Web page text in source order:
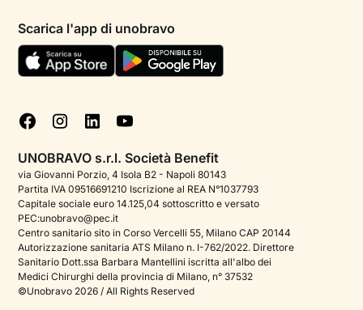
Aiuto urgente
FAQ
Podcast di psicologia
Corporate
Psicologo italiano all'estero
Sala stampa
Bandi e premi
Termini e condizioni
Informativa Privacy
Cookie policy
Gestisci cookie
Scarica l'app di unobravo
UNOBRAVO s.r.l. Società Benefit
via Giovanni Porzio, 4 Isola B2 - Napoli 80143
Partita IVA 09516691210 Iscrizione al REA N°1037793
Capitale sociale euro 14.125,04 sottoscritto e versato
PEC:unobravo@pec.it
Centro sanitario sito in Corso Vercelli 55, Milano CAP 20144
Autorizzazione sanitaria ATS Milano n. I-762/2022. Direttore
Sanitario Dott.ssa Barbara Mantellini iscritta all'albo dei
Medici Chirurghi della provincia di Milano, n° 37532
©Unobravo 2026 / All Rights Reserved